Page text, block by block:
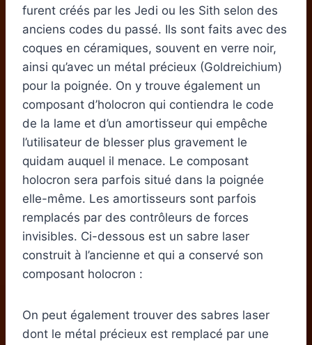
furent créés par les Jedi ou les Sith selon des
anciens codes du passé. Ils sont faits avec des
coques en céramiques, souvent en verre noir,
ainsi qu’avec un métal précieux (Goldreichium)
pour la poignée. On y trouve également un
composant d’holocron qui contiendra le code
de la lame et d’un amortisseur qui empêche
l’utilisateur de blesser plus gravement le
quidam auquel il menace. Le composant
holocron sera parfois situé dans la poignée
elle-même. Les amortisseurs sont parfois
remplacés par des contrôleurs de forces
invisibles. Ci-dessous est un sabre laser
construit à l’ancienne et qui a conservé son
composant holocron :
On peut également trouver des sabres laser
dont le métal précieux est remplacé par une